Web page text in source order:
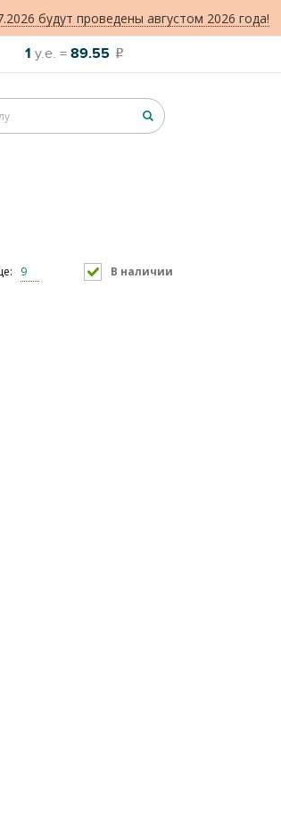
будут проведены августом 2026 года!
1 у.е. = 89.55 o
9 В наличии